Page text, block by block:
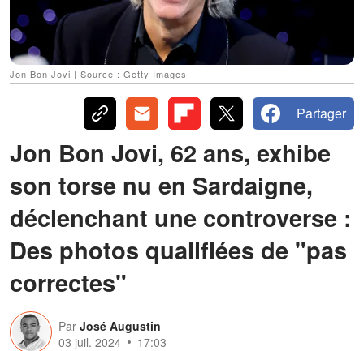
Jon Bon Jovi | Source : Getty Images
Partager
Jon Bon Jovi, 62 ans, exhibe
son torse nu en Sardaigne,
déclenchant une controverse :
Des photos qualifiées de "pas
correctes"
Par José Augustin
03 juil. 2024
17:03